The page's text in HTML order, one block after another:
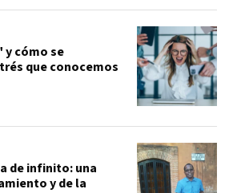
y cómo se
que conocemos
de infinito: una
y de la